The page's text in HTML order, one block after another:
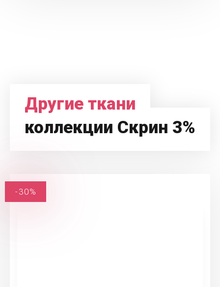
Другие ткани
коллекции Скрин 3%
-30%